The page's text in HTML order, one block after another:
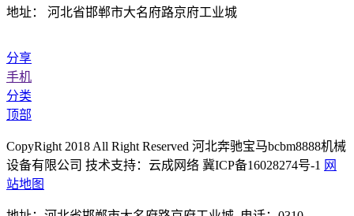
地址： 河北省邯郸市大名府路京府工业城
分享
手机
分类
顶部
CopyRight 2018 All Right Reserved 河北奔驰宝马bcbm8888机械
设备有限公司 技术支持：云成网络 冀ICP备16028274号-1 网
站地图